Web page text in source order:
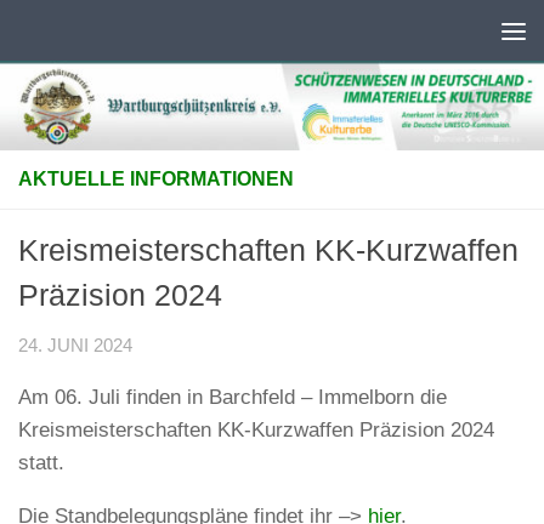
AKTUELLE INFORMATIONEN
Kreismeisterschaften KK-Kurzwaffen
Präzision 2024
24. JUNI 2024
Am 06. Juli finden in Barchfeld – Immelborn die
Kreismeisterschaften KK-Kurzwaffen Präzision 2024
statt.
Die Standbelegungspläne findet ihr –> hier.